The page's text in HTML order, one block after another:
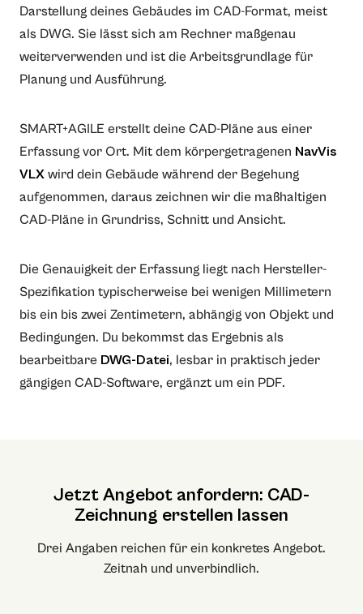
Darstellung deines Gebäudes im CAD-Format, meist
als DWG. Sie lässt sich am Rechner maßgenau
weiterverwenden und ist die Arbeitsgrundlage für
Planung und Ausführung.
SMART+AGILE erstellt deine CAD-Pläne aus einer
Erfassung vor Ort. Mit dem körpergetragenen NavVis
VLX wird dein Gebäude während der Begehung
aufgenommen, daraus zeichnen wir die maßhaltigen
CAD-Pläne in Grundriss, Schnitt und Ansicht.
Die Genauigkeit der Erfassung liegt nach Hersteller-
Spezifikation typischerweise bei wenigen Millimetern
bis ein bis zwei Zentimetern, abhängig von Objekt und
Bedingungen. Du bekommst das Ergebnis als
bearbeitbare DWG-Datei, lesbar in praktisch jeder
gängigen CAD-Software, ergänzt um ein PDF.
Jetzt Angebot anfordern: CAD-
Zeichnung erstellen lassen
Drei Angaben reichen für ein konkretes Angebot.
Zeitnah und unverbindlich.